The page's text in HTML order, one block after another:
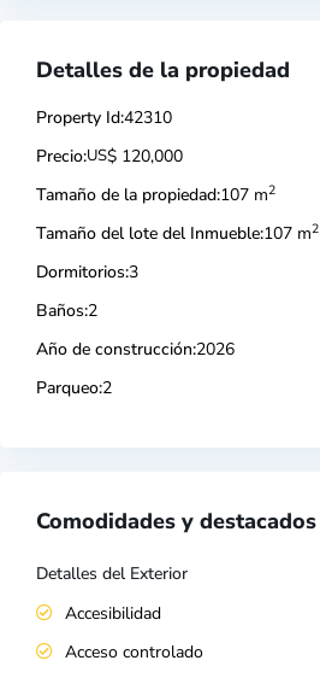
Detalles de la propiedad
Property Id:42310
Precio:US$ 120,000
Tamaño de la propiedad:107 m2
Tamaño del lote del Inmueble:107 m2
Dormitorios:3
Baños:2
Año de construcción:2026
Parqueo:2
Comodidades y destacados
Detalles del Exterior
Accesibilidad
Acceso controlado